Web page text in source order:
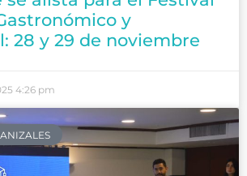
y
28 y 29 de noviembre
4:26 pm